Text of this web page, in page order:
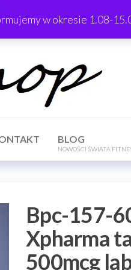
w okresie 1.08-
BLOG
NOWOŚCI ŚWIATA
Bpc-157-
Xpharma
500mcg